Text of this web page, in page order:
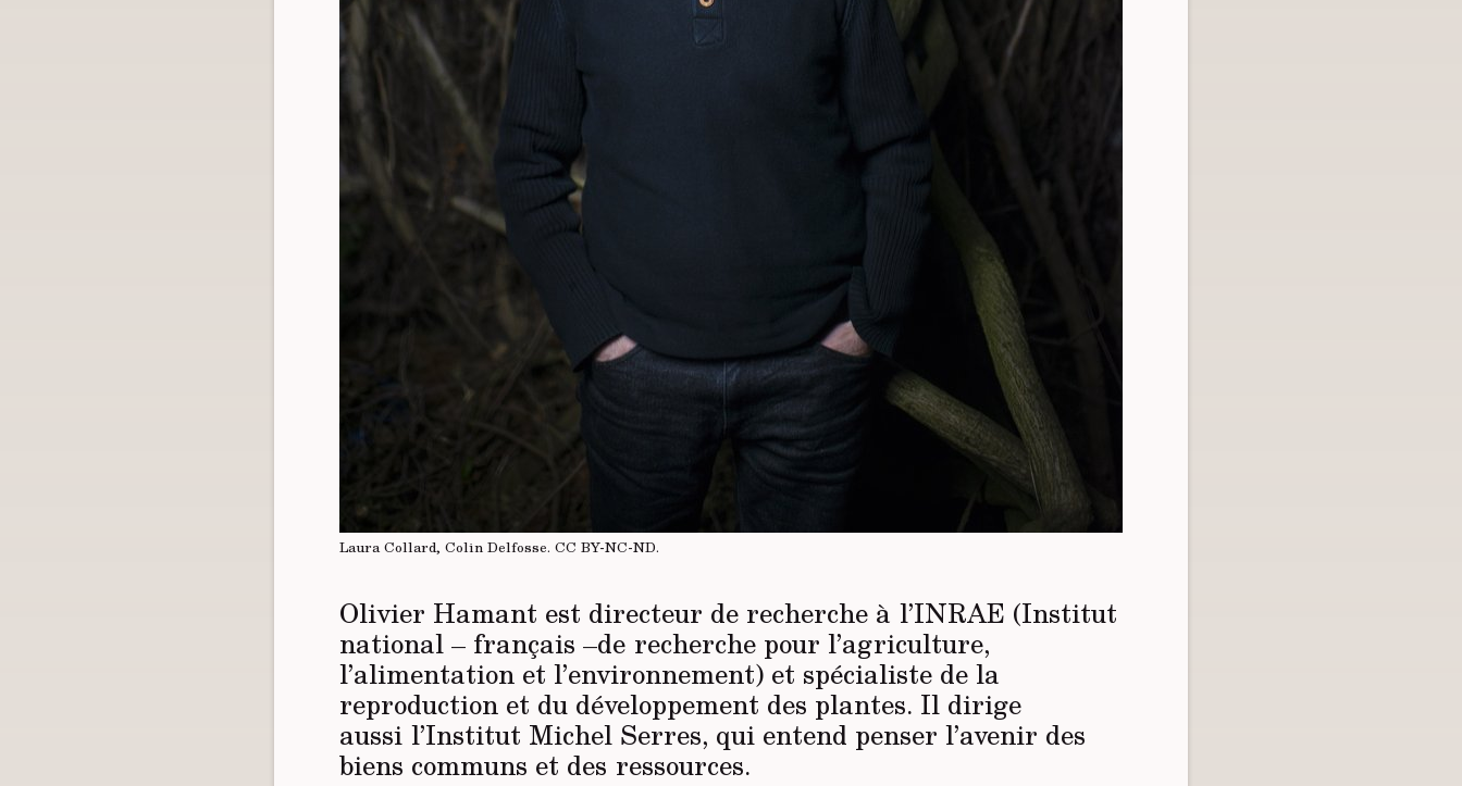
Laura Collard, Colin Delfosse. CC BY-NC-ND.
Olivier Hamant est directeur de recherche à l’INRAE (Institut
national – français –de recherche pour l’agriculture,
l’alimentation et l’enviro­nnement) et spécialiste de la
reproduction et du développement des plantes. Il dirige
aussi l’Institut Michel Serres, qui entend penser l’avenir des
biens communs et des ressources.